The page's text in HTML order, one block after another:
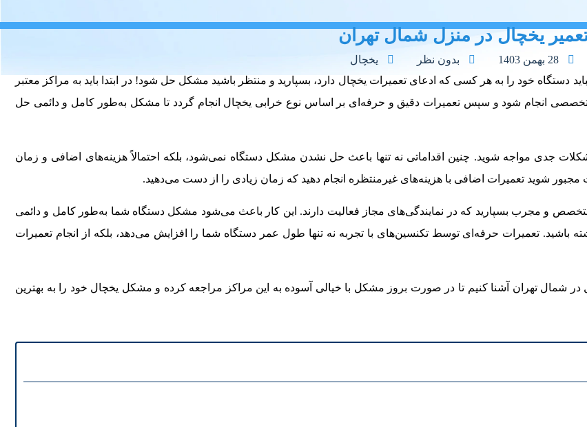
یخچال در منزل شمال تهران
28 بهمن 1403 بدون نظر
یخچال
خود را به هر کسی که ادعای تعمیرات یخچال دارد، بسپارید و منتظر باشید مشکل حل شود! در ابتدا باید به مراکز معتبر
و تخصصی انجام شود و سپس تعمیرات دقیق و حرفه‌ای بر اساس نوع خرابی یخچال انجام گردد تا مشکل به‌طور کامل و دائمی حل
جدی مواجه شوید. چنین اقداماتی نه تنها باعث حل نشدن مشکل دستگاه نمی‌شود، بلکه احتمالاً هزینه‌های اضافی و زمان
شوید تعمیرات اضافی با هزینه‌های غیرمنتظره انجام دهید که زمان زیادی را از دست می‌دهید.
و مجرب بسپارید که در نمایندگی‌های مجاز فعالیت دارند. این کار باعث می‌شود مشکل دستگاه شما به‌طور کامل و دائمی
باشید. تعمیرات حرفه‌ای توسط تکنسین‌های با تجربه نه تنها طول عمر دستگاه شما را افزایش می‌دهد، بلکه از انجام تعمیرات
شمال تهران آشنا کنیم تا در صورت بروز مشکل با خیالی آسوده به این مراکز مراجعه کرده و مشکل یخچال خود را به بهترین